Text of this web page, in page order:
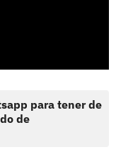
para tener de
de